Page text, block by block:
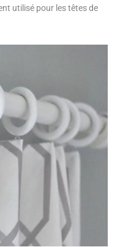
utilisé pour les têtes de